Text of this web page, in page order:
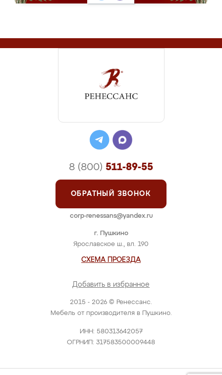
2015 - 2026 © Ренессанс.
Мебель от производителя в Пушкино.
ИНН: 580313642057
ОГРНИП: 317583500009448
г. Пушкино
Ярославское ш., вл. 190
СХЕМА ПРОЕЗДА
Добавить в избранное
8 (800) 511-89-55
ОБРАТНЫЙ ЗВОНОК
corp-renessans@yandex.ru